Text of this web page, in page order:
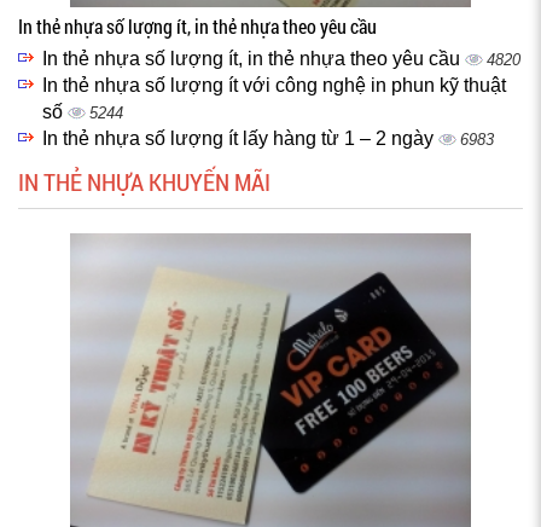
In thẻ nhựa số lượng ít, in thẻ nhựa theo yêu cầu
In thẻ nhựa số lượng ít, in thẻ nhựa theo yêu cầu 4820
In thẻ nhựa số lượng ít với công nghệ in phun kỹ thuật
số
5244
In thẻ nhựa số lượng ít lấy hàng từ 1 – 2 ngày 6983
IN THẺ NHỰA KHUYẾN MÃI